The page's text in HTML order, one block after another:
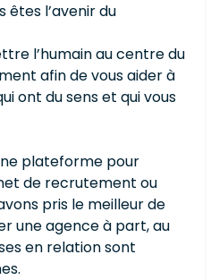
êtes l’avenir du
l’humain au centre du
afin de vous aider à
ont du sens et qui vous
plateforme pour
de recrutement ou
pris le meilleur de
une agence à part, au
en relation sont